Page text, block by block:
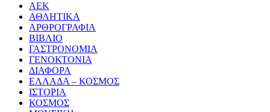
ΑΕΚ
ΑΘΛΗΤΙΚΑ
ΑΡΘΡΟΓΡΑΦΙΑ
ΒΙΒΛΙΟ
ΓΑΣΤΡΟΝΟΜΙΑ
ΓΕΝΟΚΤΟΝΙΑ
ΔΙΑΦΟΡΑ
ΕΛΛΑΔΑ – ΚΟΣΜΟΣ
ΙΣΤΟΡΙΑ
ΚΟΣΜΟΣ